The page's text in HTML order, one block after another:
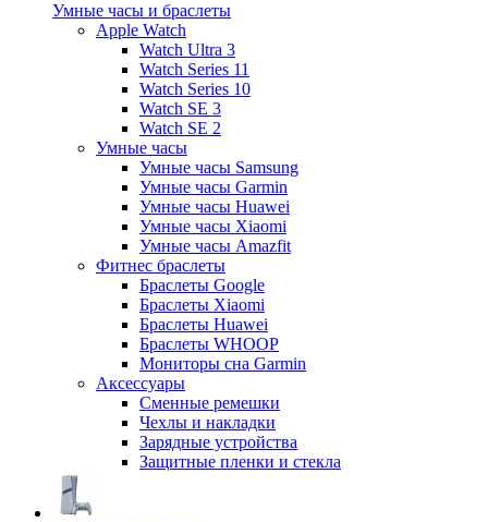
Умные часы и браслеты
Apple Watch
Watch Ultra 3
Watch Series 11
Watch Series 10
Watch SE 3
Watch SE 2
Умные часы
Умные часы Samsung
Умные часы Garmin
Умные часы Huawei
Умные часы Xiaomi
Умные часы Amazfit
Фитнес браслеты
Браслеты Google
Браслеты Xiaomi
Браслеты Huawei
Браслеты WHOOP
Мониторы сна Garmin
Аксессуары
Сменные ремешки
Чехлы и накладки
Зарядные устройства
Защитные пленки и стекла